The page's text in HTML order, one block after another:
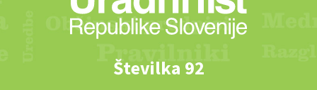
Številka 92